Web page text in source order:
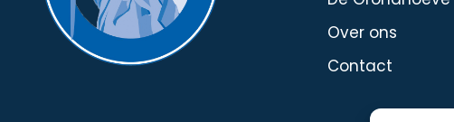
Over ons
Contact